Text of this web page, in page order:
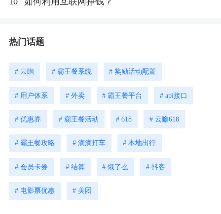
热门话题
# 云瞻 # 霸王餐系统 # 奖励活动配置
# 用户体系 # 外卖 # 霸王餐平台 # api接口
# 优惠券 # 霸王餐活动 # 618 # 云瞻618
# 霸王餐攻略 # 滴滴打车 # 本地出行
# 会员卡券 # 结算 # 饿了么 # 抖客
# 电影票优惠 # 美团